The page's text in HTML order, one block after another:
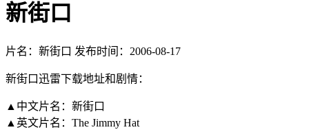
新街口
片名：新街口 发布时间：2006-08-17
新街口迅雷下载地址和剧情：
▲中文片名：新街口
▲英文片名：The Jimmy Hat